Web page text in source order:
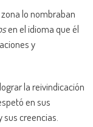
lo nombraban
en el idioma que él
y
la reivindicación
en sus
creencias.